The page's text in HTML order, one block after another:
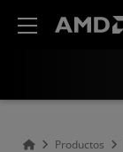
Productos